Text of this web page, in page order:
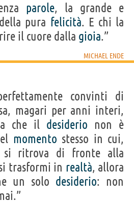
parole, la grande e
pura felicità. E chi la
il cuore dalla gioia.”
MICHAEL ENDE
convinti di
magari per anni interi,
che il desiderio non è
momento stesso in cui,
si ritrova di fronte alla
trasformi in realtà, allora
un solo desiderio: non